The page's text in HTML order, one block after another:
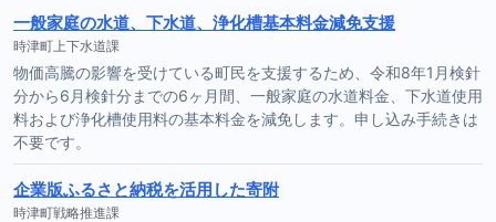
一般家庭の水道、下水道、浄化槽基本料金減免支援
時津町上下水道課
物価高騰の影響を受けている町民を支援するため、令和8年1月検針
分から6月検針分までの6ヶ月間、一般家庭の水道料金、下水道使用
料および浄化槽使用料の基本料金を減免します。申し込み手続きは
不要です。
企業版ふるさと納税を活用した寄附
時津町戦略推進課